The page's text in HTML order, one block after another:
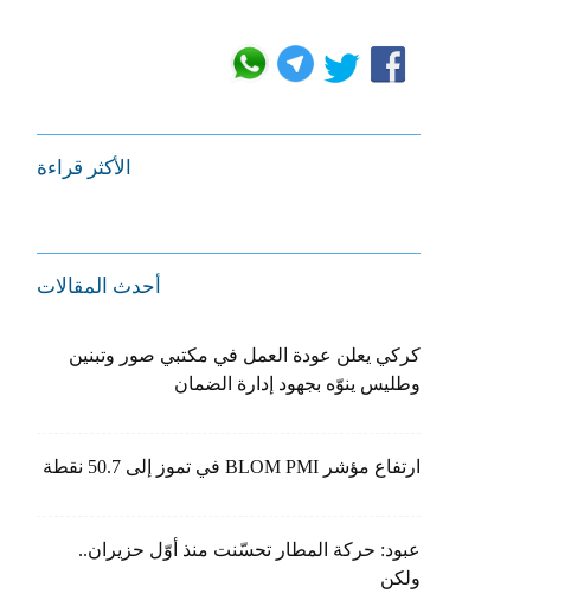
الأكثر قراءة
أحدث المقالات
كركي يعلن عودة العمل في مكتبي صور وتبنين
وطليس ينوّه بجهود إدارة الضمان
ارتفاع مؤشر BLOM PMI في تموز إلى 50.7 نقطة
عبود: حركة المطار تحسّنت منذ أوّل حزيران..
ولكن